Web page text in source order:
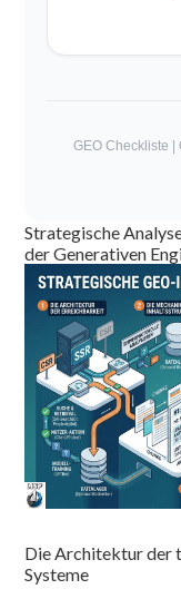
GEO Checkliste |
Strategische
der Generativen
Die Architektur der
Systeme